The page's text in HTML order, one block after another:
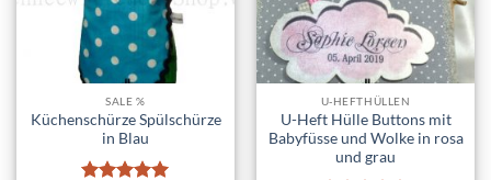
SALE %
Küchenschürze Spülschürze
in Blau
U-HEFTHÜLLEN
U-Heft Hülle Buttons mit
Babyfüsse und Wolke in rosa
und grau